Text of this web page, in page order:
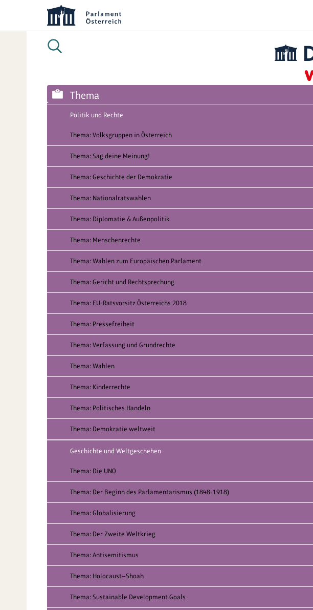
Thema
Politik und Rechte
Thema: Volksgruppen in Österreich
Thema: Sag deine Meinung!
Thema: Geschichte der Demokratie
Thema: Nationalratswahlen
Thema: Diplomatie & Außenpolitik
Thema: Menschenrechte
Thema: Wahlen zum Europäischen Parlament
Thema: Gericht und Rechtsprechung
Thema: EU-Ratsvorsitz Österreichs 2018
Thema: Pressefreiheit
Thema: Verfassung und Grundrechte
Thema: Wahlen
Thema: Kinderrechte
Thema: Politisches Handeln
Thema: Demokratie weltweit
Geschichte und Weltgeschehen
Thema: Die UNO
Thema: Der Beginn des Parlamentarismus (1848-1918)
Thema: Globalisierung
Thema: Der Zweite Weltkrieg
Thema: Antisemitismus
Thema: Holocaust—Shoah
Thema: Sustainable Development Goals